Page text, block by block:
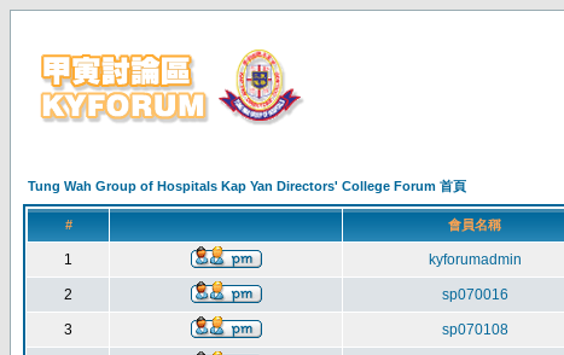
Tung Wah Group of Hospitals Kap Yan Directors' College Forum 首頁
# 會員名稱
1 kyforumadmin
2 sp070016
3 sp070108